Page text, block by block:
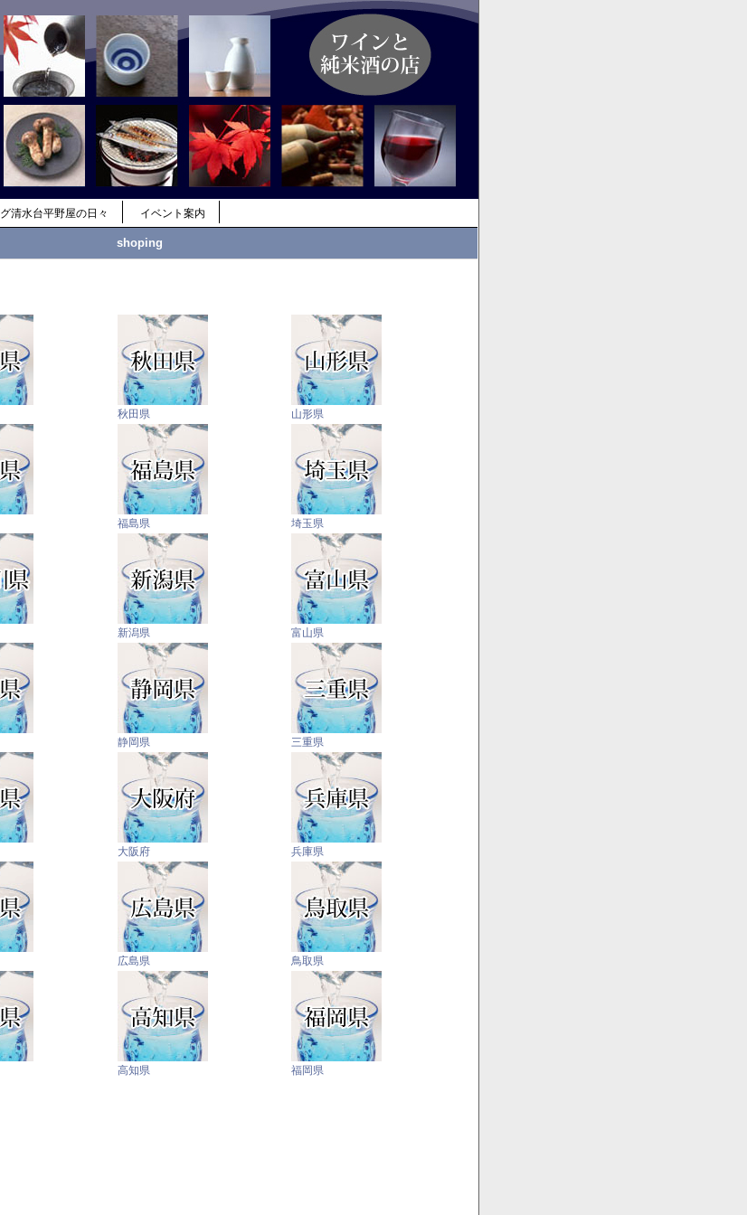
清水台平野屋の日々 イベント案内
shoping
秋田県 山形県
福島県 埼玉県
新潟県 富山県
静岡県 三重県
大阪府 兵庫県
広島県 鳥取県
高知県 福岡県